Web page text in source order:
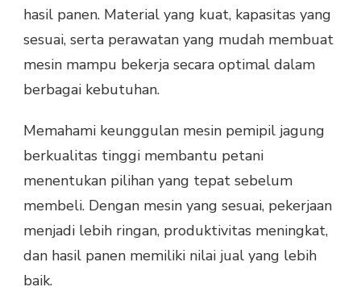
hasil panen. Material yang kuat, kapasitas yang
sesuai, serta perawatan yang mudah membuat
mesin mampu bekerja secara optimal dalam
berbagai kebutuhan.
Memahami keunggulan mesin pemipil jagung
berkualitas tinggi membantu petani
menentukan pilihan yang tepat sebelum
membeli. Dengan mesin yang sesuai, pekerjaan
menjadi lebih ringan, produktivitas meningkat,
dan hasil panen memiliki nilai jual yang lebih
baik.